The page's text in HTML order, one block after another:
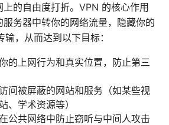
的自由度打折。VPN 的核心作用
务器中转你的网络流量，隐藏你的
，从而达到以下目标：
的上网行为和真实位置，防止第三
问被屏蔽的网站和服务（如某些视
、学术资源等）
公共网络中防止窃听与中间人攻击